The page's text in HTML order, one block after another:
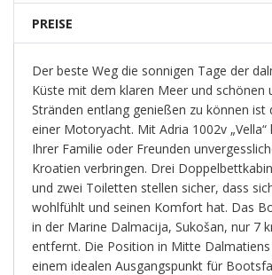
PREISE
Der beste Weg die sonnigen Tage der
Küste mit dem klaren Meer und schönen
Stränden entlang genießen zu können ist
einer Motoryacht. Mit Adria 1002v
Ihrer Familie oder Freunden
Kroatien verbringen. Drei
und zwei Toiletten stellen sicher, dass
wohlfühlt und seinen Komfort hat. Das
in der Marine Dalmacija, Sukošan, nur 7
entfernt. Die Position in Mitte
einem idealen Ausgangspunkt für